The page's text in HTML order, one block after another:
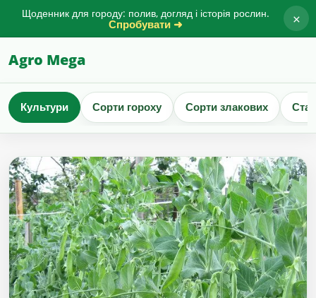
Щоденник для городу: полив, догляд і історія рослин.
Спробувати ➜ ×
Agro Mega
Культури Сорти гороху Сорти злакових